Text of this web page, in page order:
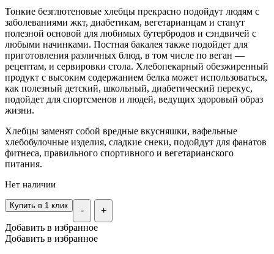
Тонкие безглютеновые хлебцы прекрасно подойдут людям с
заболеваниями жкт, диабетикам, вегетарианцам и станут
полезной основой для любимых бутербродов и сэндвичей с
любыми начинками. Постная бакалея также подойдет для
приготовления различных блюд, в том числе по веган —
рецептам, и сервировки стола. Хлебопекарный обезжиренный
продукт с высоким содержанием белка может использоваться,
как полезный детский, школьный, диабетический перекус,
подойдет для спортсменов и людей, ведущих здоровый образ
жизни.
Хлебцы заменят собой вредные вкусняшки, вафельные
хлебобулочные изделия, сладкие снеки, подойдут для фанатов
фитнеса, правильного спортивного и вегетарианского
питания.
Нет наличии
- +
Купить в 1 клик
Добавить в избранное
Добавить в избранное